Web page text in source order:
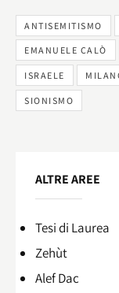
ANTISEMITISMO
EMANUELE CALÒ
ISRAELE
SIONISMO
ALTRE AREE
Tesi di Laurea
Zehùt
Alef Dac